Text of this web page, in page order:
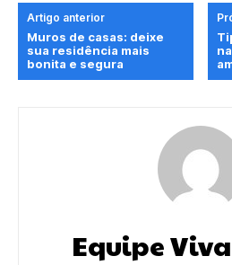
Artigo anterior
Muros de casas: deixe
sua residência mais
bonita e segura
Equipe